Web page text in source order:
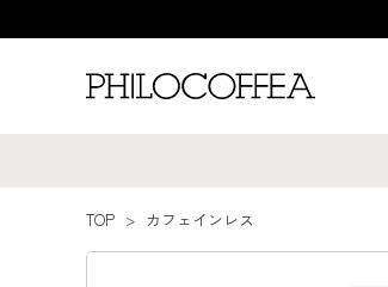
TOP > カフェインレス